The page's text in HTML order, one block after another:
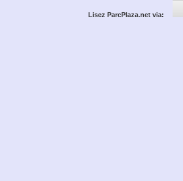
Lisez ParcPlaza.net via: